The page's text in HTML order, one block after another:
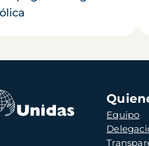
Navegación
principal
Equipo